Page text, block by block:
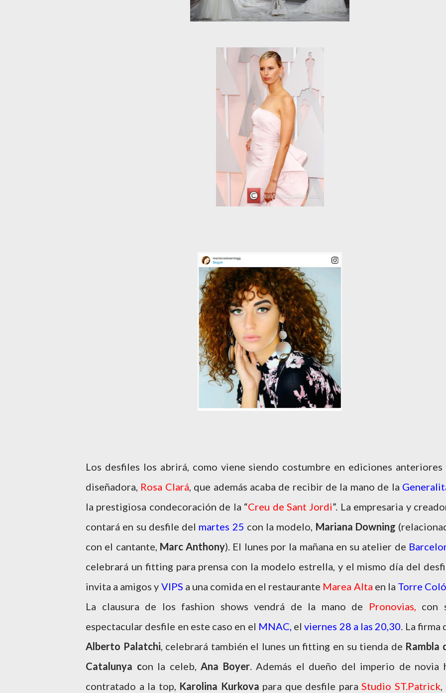
Los desfiles los abrirá, como viene siendo costumbre en ediciones anteriores
diseñadora, Rosa Clará, que además acaba de recibir de la mano de la
la prestigiosa condecoración de la “Creu de Sant Jordi”. La empresaria y
contará en su desfile del martes 25 con la modelo, Mariana Downing
con el cantante, Marc Anthony). El lunes por la mañana en su atelier de
celebrará un fitting para prensa con la modelo estrella, y el mismo día del
invita a amigos y VIPS a una comida en el restaurante Marea Alta en la Torre
La clausura de los fashion shows vendrá de la mano de Pronovias, con
espectacular desfile en este caso en el MNAC, elviernes 28 a las 20,30. La firma
Alberto Palatchi, celebrará también el lunes un fitting en su tienda de Rambla
Catalunya con la celeb,Ana Boyer. Además el dueño del imperio de novia
contratado a la top, Karolina Kurkova para que desfile para Studio ST.Patrick,